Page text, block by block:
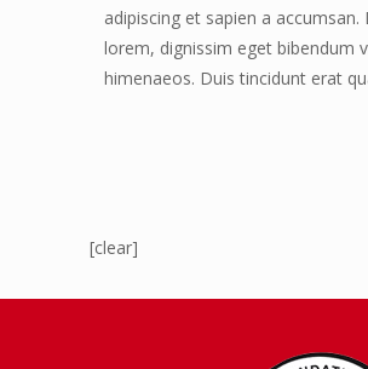
adipiscing et sapien a
lorem, dignissim eget bibendum
himenaeos. Duis tincidunt erat
[clear]